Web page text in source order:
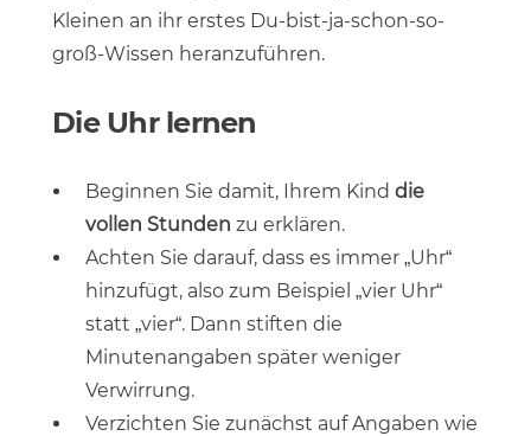
Kleinen an ihr erstes Du-bist-ja-schon-so-
groß-Wissen heranzuführen.
Die Uhr lernen
Beginnen Sie damit, Ihrem Kind die
vollen Stunden zu erklären.
Achten Sie darauf, dass es immer „Uhr“
hinzufügt, also zum Beispiel „vier Uhr“
statt „vier“. Dann stiften die
Minutenangaben später weniger
Verwirrung.
Verzichten Sie zunächst auf Angaben wie